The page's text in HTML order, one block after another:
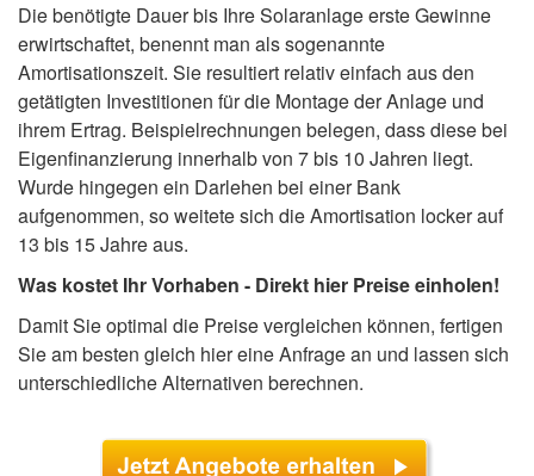
Die benötigte Dauer bis Ihre Solaranlage erste Gewinne
erwirtschaftet, benennt man als sogenannte
Amortisationszeit. Sie resultiert relativ einfach aus den
getätigten Investitionen für die Montage der Anlage und
ihrem Ertrag. Beispielrechnungen belegen, dass diese bei
Eigenfinanzierung innerhalb von 7 bis 10 Jahren liegt.
Wurde hingegen ein Darlehen bei einer Bank
aufgenommen, so weitete sich die Amortisation locker auf
13 bis 15 Jahre aus.
Was kostet Ihr Vorhaben - Direkt hier Preise einholen!
Damit Sie optimal die Preise vergleichen können, fertigen
Sie am besten gleich hier eine Anfrage an und lassen sich
unterschiedliche Alternativen berechnen.